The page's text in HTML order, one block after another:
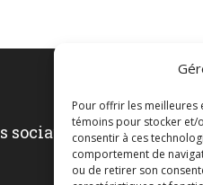
Pour offrir les meilleures
témoins pour stocker et/
consentir à ces
comportement de
ou de retirer son
sociaux